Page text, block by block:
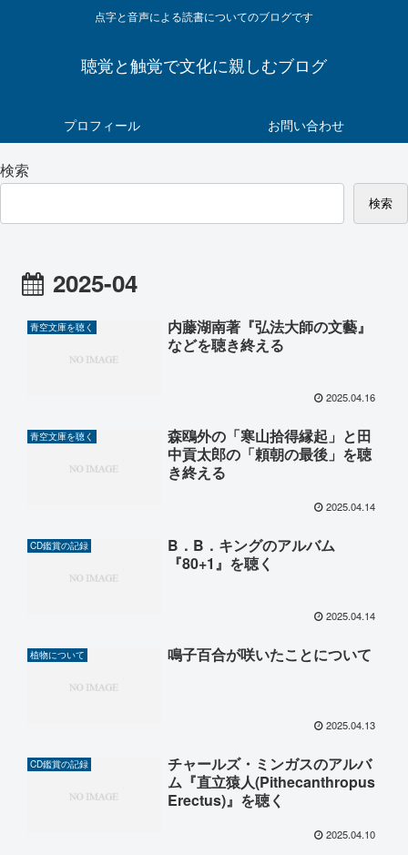
点字と音声による読書についてのブログです
聴覚と触覚で文化に親しむブログ
プロフィール お問い合わせ
検索
検索
2025-04
青空文庫を聴く
内藤湖南著『弘法大師の文藝』
などを聴き終える
2025.04.16
青空文庫を聴く
森鴎外の「寒山拾得縁起」と田
中貢太郎の「頼朝の最後」を聴
き終える
2025.04.14
CD鑑賞の記録
B．B．キングのアルバム
『80+1』を聴く
2025.04.14
植物について 鳴子百合が咲いたことについて
2025.04.13
CD鑑賞の記録
チャールズ・ミンガスのアルバ
ム『直立猿人(Pithecanthropus
Erectus)』を聴く
2025.04.10